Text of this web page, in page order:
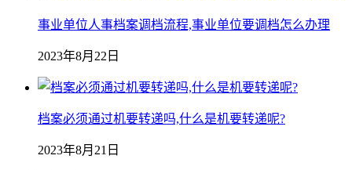
事业单位人事档案调档流程,事业单位要调档怎么办理
2023年8月22日
档案必须通过机要转递吗,什么是机要转递呢?
2023年8月21日